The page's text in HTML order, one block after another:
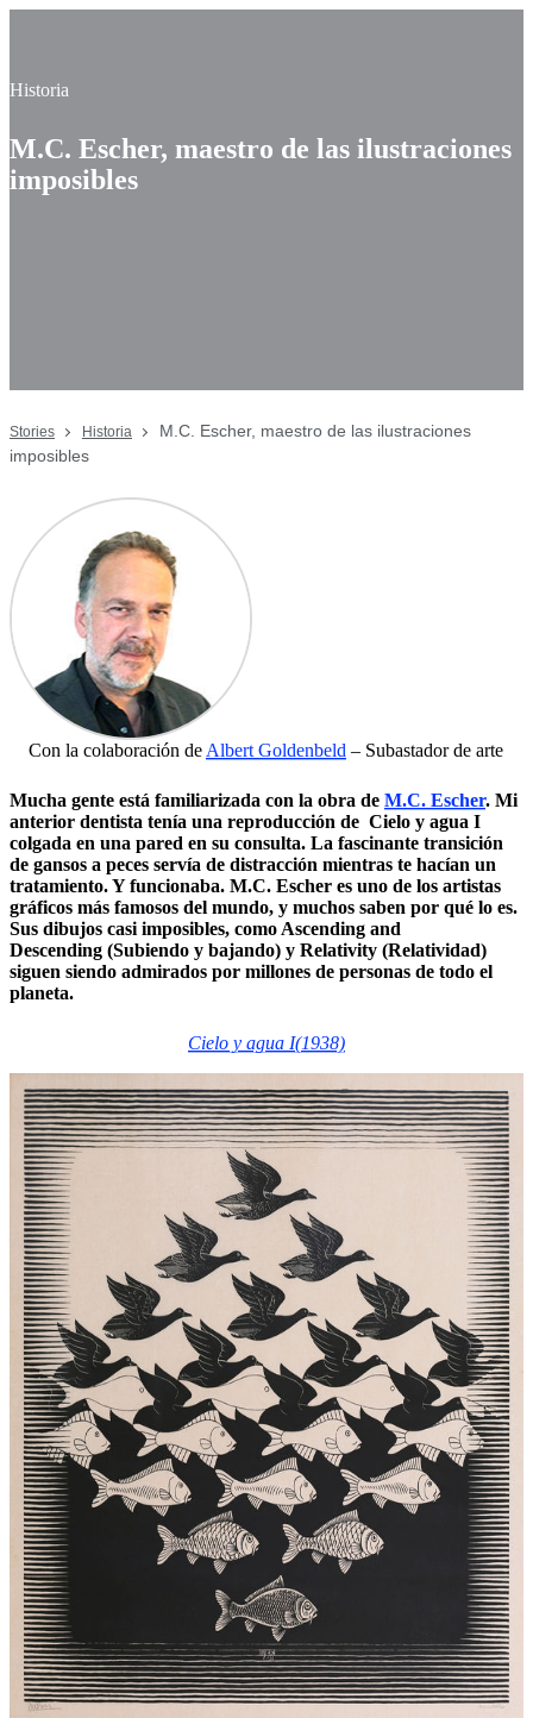
Historia
M.C. Escher, maestro de las ilustraciones
imposibles
Stories Historia
M.C. Escher, maestro de las ilustraciones
imposibles
Con la colaboración de Albert Goldenbeld – Subastador de arte
Mucha gente está familiarizada con la obra de M.C. Escher. Mi
anterior dentista tenía una reproducción de Cielo y agua I
colgada en una pared en su consulta. La fascinante transición
de gansos a peces servía de distracción mientras te hacían un
tratamiento. Y funcionaba. M.C. Escher es uno de los artistas
gráficos más famosos del mundo, y muchos saben por qué lo es.
Sus dibujos casi imposibles, como Ascending and
Descending (Subiendo y bajando) y Relativity (Relatividad)
siguen siendo admirados por millones de personas de todo el
planeta.
Cielo y agua I(1938)